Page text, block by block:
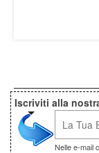
Iscriviti alla
Nelle e-mail